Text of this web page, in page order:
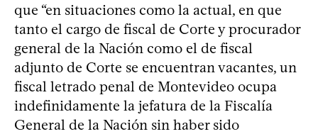
que “en situaciones como la actual, en que
tanto el cargo de fiscal de Corte y procurador
general de la Nación como el de fiscal
adjunto de Corte se encuentran vacantes, un
fiscal letrado penal de Montevideo ocupa
indefinidamente la jefatura de la Fiscalía
General de la Nación sin haber sido